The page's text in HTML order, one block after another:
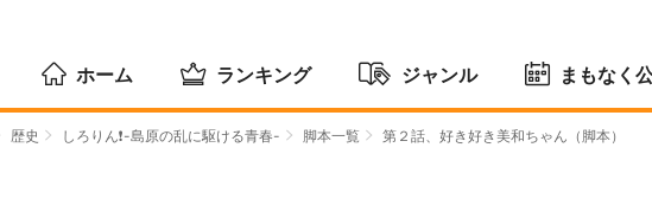
ホーム ランキング ジャンル まもなく
歴史 しろりん❗️-島原の乱に駆ける青春- 脚本一覧 第２話、好き好き美和ちゃん（脚本）